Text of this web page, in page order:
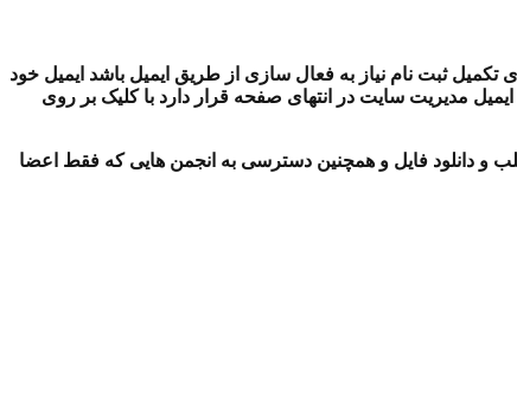
ثبت نام نیاز به فعال سازی از طریق ایمیل باشد ایمیل خود
مدیریت سایت در انتهای صفحه قرار دارد با کلیک بر روی
و دانلود فایل و همچنین دسترسی به انجمن هایی که فقط اعضا